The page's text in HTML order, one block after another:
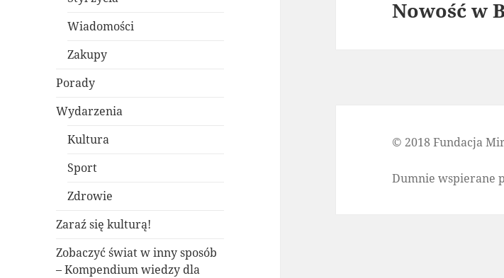
Wiadomości
Zakupy
Porady
Wydarzenia
Kultura
Sport
Zdrowie
Zaraź się kulturą!
Zobaczyć świat w inny sposób
– Kompendium wiedzy dla
Następny
Nowość w
© 2018 Fundacja
Dumnie wspierane